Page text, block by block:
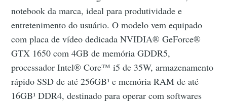
notebook da marca, ideal para produtividade e
entretenimento do usuário. O modelo vem equipado
com placa de vídeo dedicada NVIDIA® GeForce®
GTX 1650 com 4GB de memória GDDR5,
processador Intel® Core™ i5 de 35W, armazenamento
rápido SSD de até 256GB¹ e memória RAM de até
16GB¹ DDR4, destinado para operar com softwares